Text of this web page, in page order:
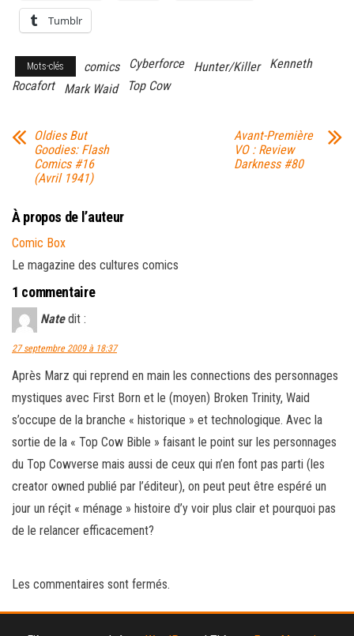
Tumblr
Mots-clés comics Cyberforce Hunter/Killer
Kenneth
Rocafort
Mark Waid Top Cow
Oldies But
Goodies: Flash
Comics #16
(Avril 1941)
Avant-Première
VO : Review
Darkness #80
À propos de l’auteur
Comic Box
Le magazine des cultures comics
1 commentaire
Nate dit :
27 septembre 2009 à 18:37
Après Marz qui reprend en main les connections des personnages
mystiques avec First Born et le (moyen) Broken Trinity, Waid
s’occupe de la branche « historique » et technologique. Avec la
sortie de la « Top Cow Bible » faisant le point sur les personnages
du Top Cowverse mais aussi de ceux qui n’en font pas parti (les
creator owned publié par l’éditeur), on peut peut être espéré un
jour un réçit « ménage » histoire d’y voir plus clair et pourquoi pas
de le relancer efficacement?
Les commentaires sont fermés.